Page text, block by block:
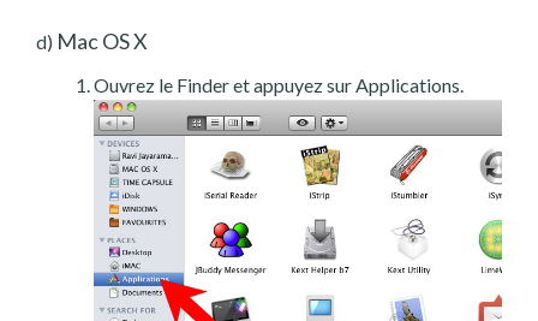
d) Mac OS X
Ouvrez le Finder et appuyez sur Applications.